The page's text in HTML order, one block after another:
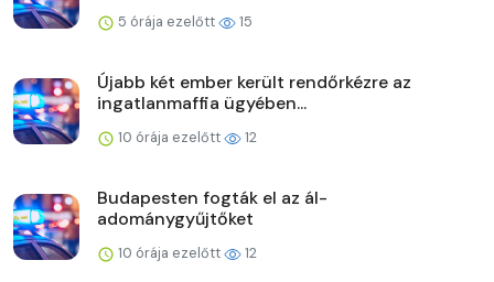
5 órája ezelőtt 15
Újabb két ember került rendőrkézre az
ingatlanmaffia ügyében...
10 órája ezelőtt 12
Budapesten fogták el az ál-
adománygyűjtőket
10 órája ezelőtt 12